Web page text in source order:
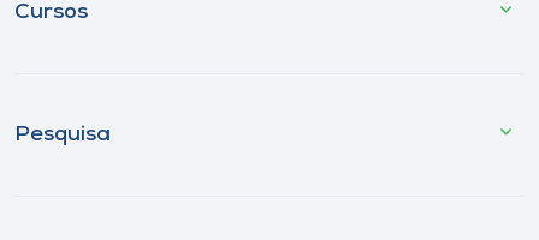
Cursos
Pesquisa